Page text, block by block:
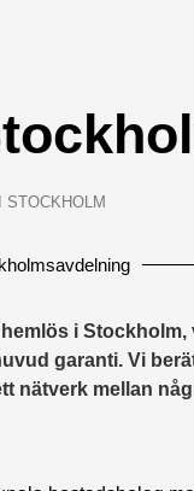
STOCKHOLM
i Stockholm,
garanti. Vi
nätverk mellan